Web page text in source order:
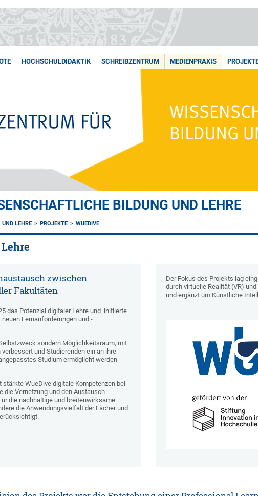
HOCHSCHULDIDAKTIK SCHREIBZENTRUM MEDIENPRAXIS
BILDUNG UND LEHRE
LEHRE PROJEKTE WUEDIVE
zwischen
Fakultäten
das Potenzial digitaler Lehre und initiierte
Lernanforderungen und -
sondern Möglichkeitsraum, mit
und Studierenden ein an ihre
Studium ermöglicht werden
WueDive digitale Kompetenzen bei
die Vernetzung und den Austausch
die nachhaltige und breitenwirksame
die Anwendungsvielfalt der Fächer und
Der Fokus des Projekts lag
durch virtuelle Realität (VR)
und ergänzt um Künstliche